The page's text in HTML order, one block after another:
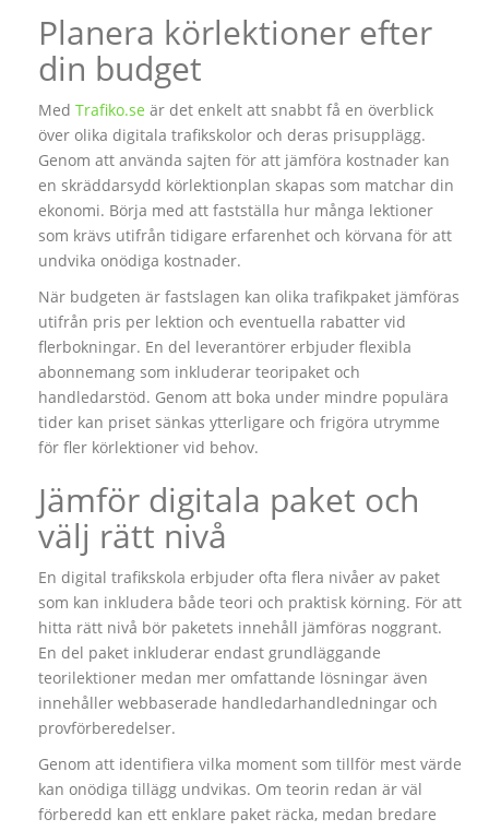
Planera körlektioner efter
din budget
Med Trafiko.se är det enkelt att snabbt få en överblick
över olika digitala trafikskolor och deras prisupplägg.
Genom att använda sajten för att jämföra kostnader kan
en skräddarsydd körlektionplan skapas som matchar din
ekonomi. Börja med att fastställa hur många lektioner
som krävs utifrån tidigare erfarenhet och körvana för att
undvika onödiga kostnader.
När budgeten är fastslagen kan olika trafikpaket jämföras
utifrån pris per lektion och eventuella rabatter vid
flerbokningar. En del leverantörer erbjuder flexibla
abonnemang som inkluderar teoripaket och
handledarstöd. Genom att boka under mindre populära
tider kan priset sänkas ytterligare och frigöra utrymme
för fler körlektioner vid behov.
Jämför digitala paket och
välj rätt nivå
En digital trafikskola erbjuder ofta flera nivåer av paket
som kan inkludera både teori och praktisk körning. För att
hitta rätt nivå bör paketets innehåll jämföras noggrant.
En del paket inkluderar endast grundläggande
teorilektioner medan mer omfattande lösningar även
innehåller webbaserade handledarhandledningar och
provförberedelser.
Genom att identifiera vilka moment som tillför mest värde
kan onödiga tillägg undvikas. Om teorin redan är väl
förberedd kan ett enklare paket räcka, medan bredare